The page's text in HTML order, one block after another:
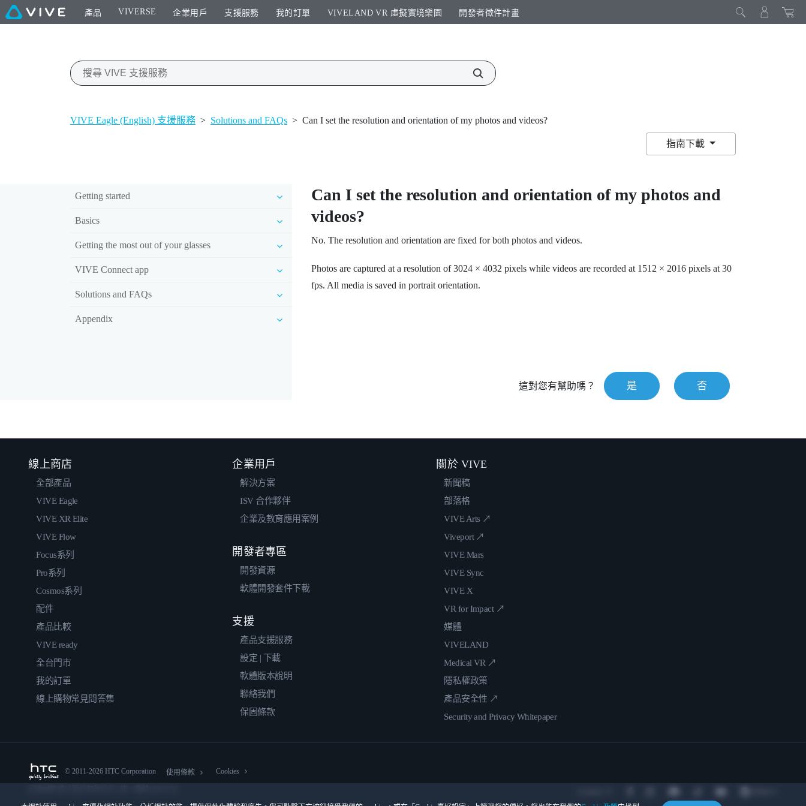
產品 VIVERSE 企業用戶 支援服務 我的訂單 VIVELAND VR 虛擬實境樂園​ 開發者徵件計畫​
VIVE Eagle (English) 支援服務 > Solutions and FAQs > Can I set the resolution and orientation of my photos and videos?
指南下載
Getting started
Basics
Getting the most out of your glasses
VIVE Connect app
Solutions and FAQs
Appendix
Can I set the resolution and orientation of my photos and
videos?
No. The resolution and orientation are fixed for both photos and videos.
Photos are captured at a resolution of 3024 × 4032 pixels while videos are recorded at 1512 × 2016 pixels at 30
fps. All media is saved in portrait orientation.
這對您有幫助嗎？ 是 否
線上商店
全部產品
VIVE Eagle
VIVE XR Elite
VIVE Flow
Focus系列
Pro系列
Cosmos系列
配件
產品比較
VIVE ready
全台門市
我的訂單
線上購物常見問答集
企業用戶
解決方案
ISV 合作夥伴
企業及教育應用案例
開發者專區
開發資源
軟體開發套件下載
支援
產品支援服務
設定 | 下載
軟體版本說明
聯絡我們
保固條款
關於 VIVE
新聞稿
部落格
VIVE Arts ↗
Viveport ↗
VIVE Mars
VIVE Sync
VIVE X
VR for Impact ↗
媒體
VIVELAND
Medical VR ↗
隱私權政策
產品安全性 ↗
Security and Privacy Whitepaper
© 2011-2026 HTC Corporation 使用條款 Cookies